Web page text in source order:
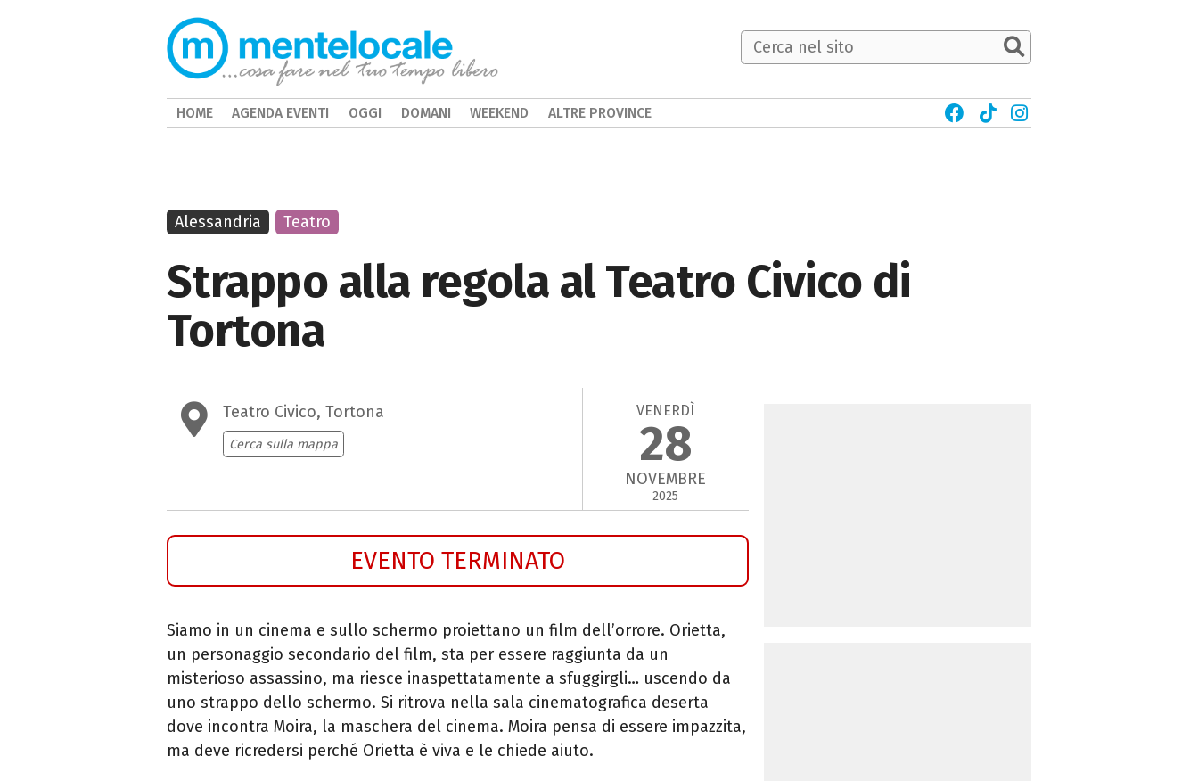
Strappo alla regola al Teatro Civico di
Tortona
Teatro Civico, Tortona
Cerca sulla mappa
VENERDÌ
28
NOVEMBRE
2025
EVENTO TERMINATO
Siamo in un cinema e sullo schermo proiettano un film dell’orrore. Orietta,
un personaggio secondario del film, sta per essere raggiunta da un
misterioso assassino, ma riesce inaspettatamente a sfuggirgli… uscendo da
uno strappo dello schermo. Si ritrova nella sala cinematografica deserta
dove incontra Moira, la maschera del cinema. Moira pensa di essere impazzita,
ma deve ricredersi perché Orietta è viva e le chiede aiuto.
Alessandria Teatro
HOME AGENDA EVENTI OGGI DOMANI WEEKEND ALTRE PROVINCE